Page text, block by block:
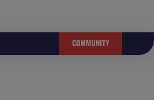
COMMUNITY